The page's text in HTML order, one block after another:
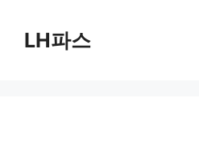
LH파스